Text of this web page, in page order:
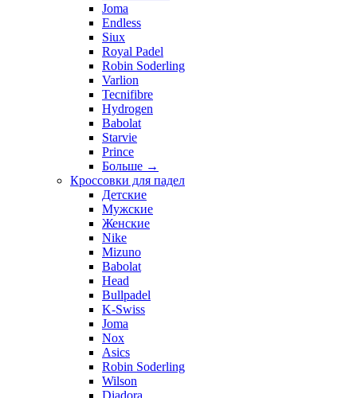
Joma
Endless
Siux
Royal Padel
Robin Soderling
Varlion
Tecnifibre
Hydrogen
Babolat
Starvie
Prince
Больше →
Кроссовки для падел
Детские
Мужские
Женские
Nike
Mizuno
Babolat
Head
Bullpadel
K-Swiss
Joma
Nox
Asics
Robin Soderling
Wilson
Diadora